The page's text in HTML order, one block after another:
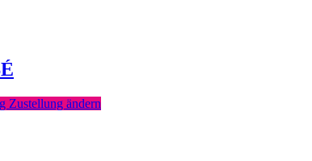
Zustellung ändern